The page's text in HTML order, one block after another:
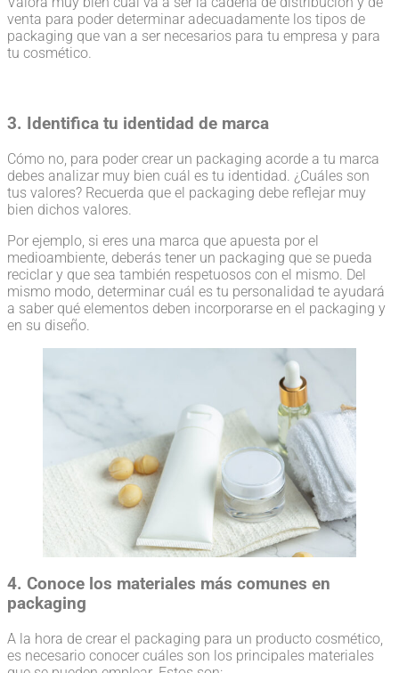
venta para poder determinar adecuadamente los tipos de
packaging que van a ser necesarios para tu empresa y para
tu cosmético.
3. Identifica tu identidad de marca
Cómo no, para poder crear un packaging acorde a tu marca
debes analizar muy bien cuál es tu identidad. ¿Cuáles son
tus valores? Recuerda que el packaging debe reflejar muy
bien dichos valores.
Por ejemplo, si eres una marca que apuesta por el
medioambiente, deberás tener un packaging que se pueda
reciclar y que sea también respetuosos con el mismo. Del
mismo modo, determinar cuál es tu personalidad te ayudará
a saber qué elementos deben incorporarse en el packaging y
en su diseño.
4. Conoce los materiales más comunes en
packaging
A la hora de crear el packaging para un producto cosmético,
es necesario conocer cuáles son los principales materiales